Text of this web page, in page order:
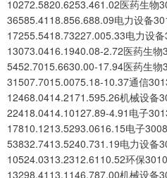
10272.5820.6253.461.02医药生物
36585.4118.856.688.09电力设备
17255.5418.73227.005.33电力设
13073.0416.1940.08-2.72医药生物
5452.7015.6630.00-17.94医药生物
31507.7015.0075.18-10.37通信
12468.0414.2171.595.26机械设备
22418.0414.10127.89-4.91电子
17810.1213.5293.0616.15电子
53832.7413.5240.731.19电力设备
10524.0313.2312.6110.52环保
13298.4113.1146.787.00机械设备